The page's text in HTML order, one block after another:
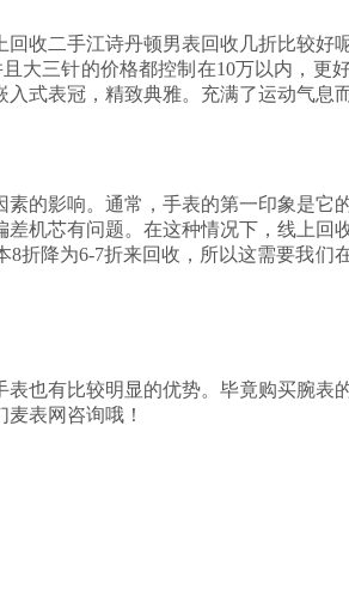
收二手江诗丹顿男表回收几折比较好
大三针的价格都控制在10万以内，更
式表冠，精致典雅。充满了运动气息
的影响。通常，手表的第一印象是它
机芯有问题。在这种情况下，线上回
折降为6-7折来回收，所以这需要我们
也有比较明显的优势。毕竟购买腕表
表网咨询哦！